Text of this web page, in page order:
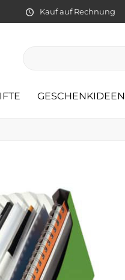
Kauf auf Rechnung
GESCHENKIDEEN